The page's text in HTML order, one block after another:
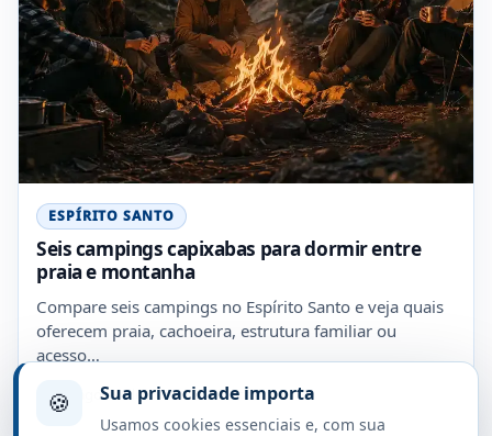
ESPÍRITO SANTO
Seis campings capixabas para dormir entre
praia e montanha
Compare seis campings no Espírito Santo e veja quais
oferecem praia, cachoeira, estrutura familiar ou
acesso…
17 de agosto de 2023 · 5 minutos
🍪 Sua privacidade importa
Usamos cookies essenciais e, com sua